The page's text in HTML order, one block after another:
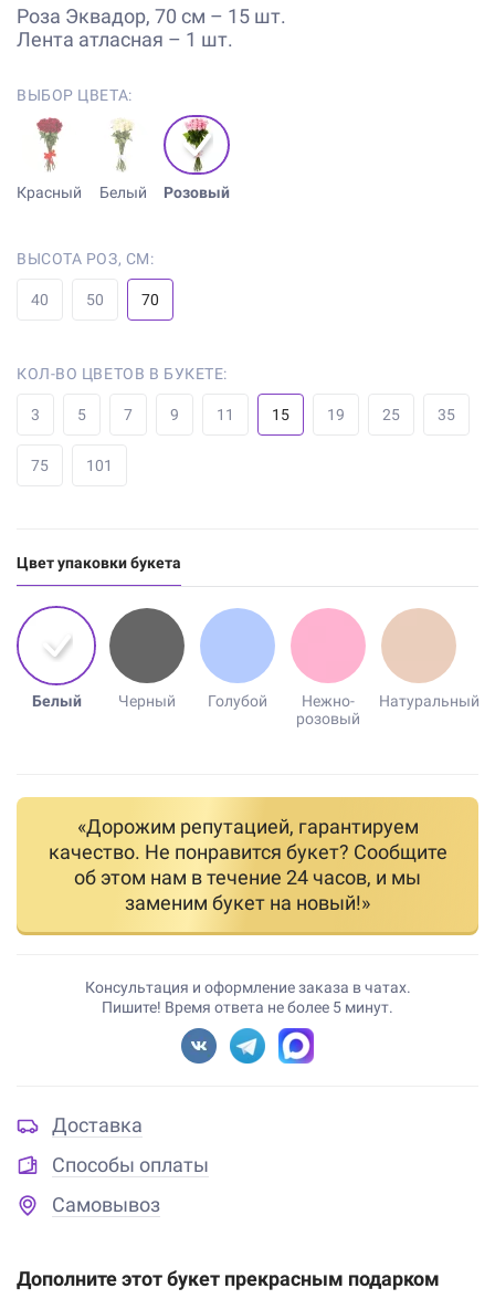
Роза Эквадор, 70 см – 15 шт.
Лента атласная – 1 шт.
ВЫБОР ЦВЕТА:
Красный Белый Розовый
ВЫСОТА РОЗ, СМ:
40 50 70
КОЛ-ВО ЦВЕТОВ В БУКЕТЕ:
3 5 7 9 11 15 19 25 35
75 101
Цвет упаковки букета
Белый Черный Голубой
Нежно-
розовый
Натуральный
«Дорожим репутацией, гарантируем
качество. Не понравится букет? Сообщите
об этом нам в течение 24 часов, и мы
заменим букет на новый!»
Консультация и оформление заказа в чатах.
Пишите! Время ответа не более 5 минут.
Доставка
Способы оплаты
Самовывоз
Дополните этот букет прекрасным подарком